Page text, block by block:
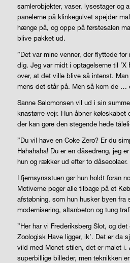
samlerobjekter, vaser, lysestager og
panelerne på klinkegulvet spejder
hænge på, og oppe på første­salen
blive pakket ud.
”Det var mine venner, der flyttede
dig. Jeg var midt i optagelserne til ’X
over, at det ville blive så intenst.
mens det står på. Men så kom de …
Sanne Salomonsen vil ud i sin
knastørre vejr. Hun åbner køleskabet
der kan gøre den stegende hede
”Du vil have en Coke Zero? Er du
Hahahaha! Du er en dåsedreng, jeg
hun og rækker ud efter to dåsecolaer.
I fjernsynsstuen gør hun holdt foran
Motiverne peger alle tilbage på et
afstøbning, som hun husker byen fra
modernisering, altanbeton og tung
”Her har vi Frederiksberg Slot, og
Zoologisk Have ligger, ik’. Det er da
vild med Monet-stilen, det er malet i.
superbillige billeder, men teknikken